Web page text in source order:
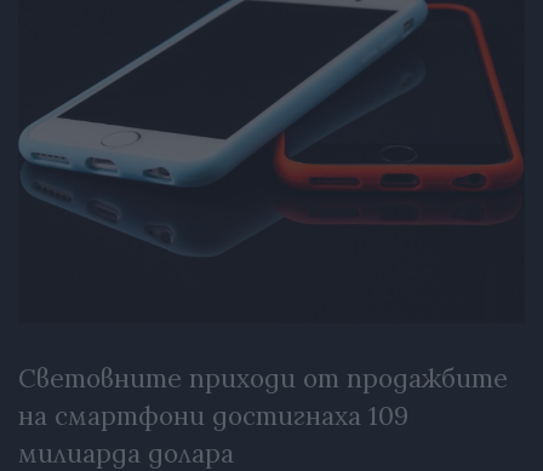
Световните приходи от продажбите
на смартфони достигнаха 109
милиарда долара